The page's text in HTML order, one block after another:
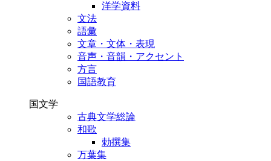
洋学資料
文法
語彙
文章・文体・表現
音声・音韻・アクセント
方言
国語教育
国文学
古典文学総論
和歌
勅撰集
万葉集